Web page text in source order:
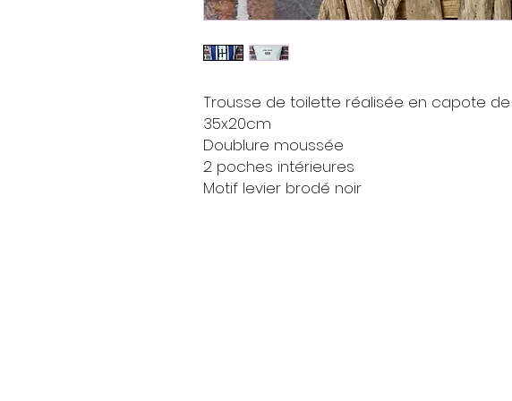
Trousse de toilette réalisée en capote de
35x20cm
Doublure moussée
2 poches intérieures
Motif levier brodé noir